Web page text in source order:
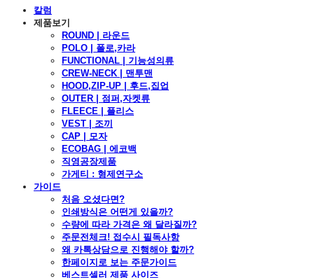
칼럼
제품보기
ROUND | 라운드
POLO | 폴로,카라
FUNCTIONAL | 기능성의류
CREW-NECK | 맨투맨
HOOD,ZIP-UP | 후드,집업
OUTER | 점퍼,자켓류
FLEECE | 플리스
VEST | 조끼
CAP | 모자
ECOBAG | 에코백
직영공장제품
가게티 : 형제연구소
가이드
처음 오셨다면?
인쇄방식은 어떤게 있을까?
수량에 따라 가격은 왜 달라질까?
주문전체크! 접수시 필독사항
왜 카톡상담으로 진행해야 할까?
한페이지로 보는 주문가이드
베스트셀러 제품 사이즈